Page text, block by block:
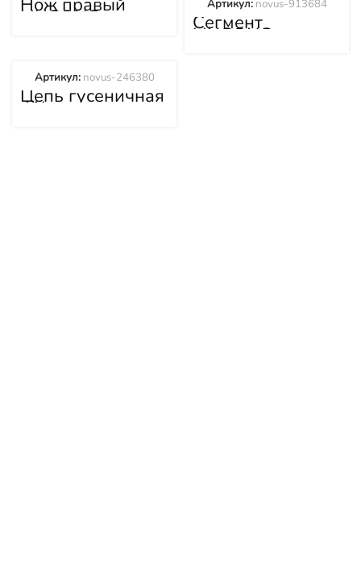
Нож правый
LIUGONG Сегмент
LIUGONG
Артикул: novus-913684
Цепь гусеничная
41L звено
Артикул: novus-246380